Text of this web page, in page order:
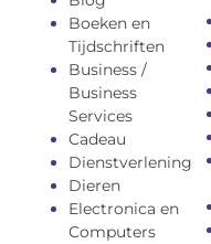
Boeken en
Tijdschriften
Business /
Business
Services
Cadeau
Dienstverlening
Dieren
Electronica en
Computers